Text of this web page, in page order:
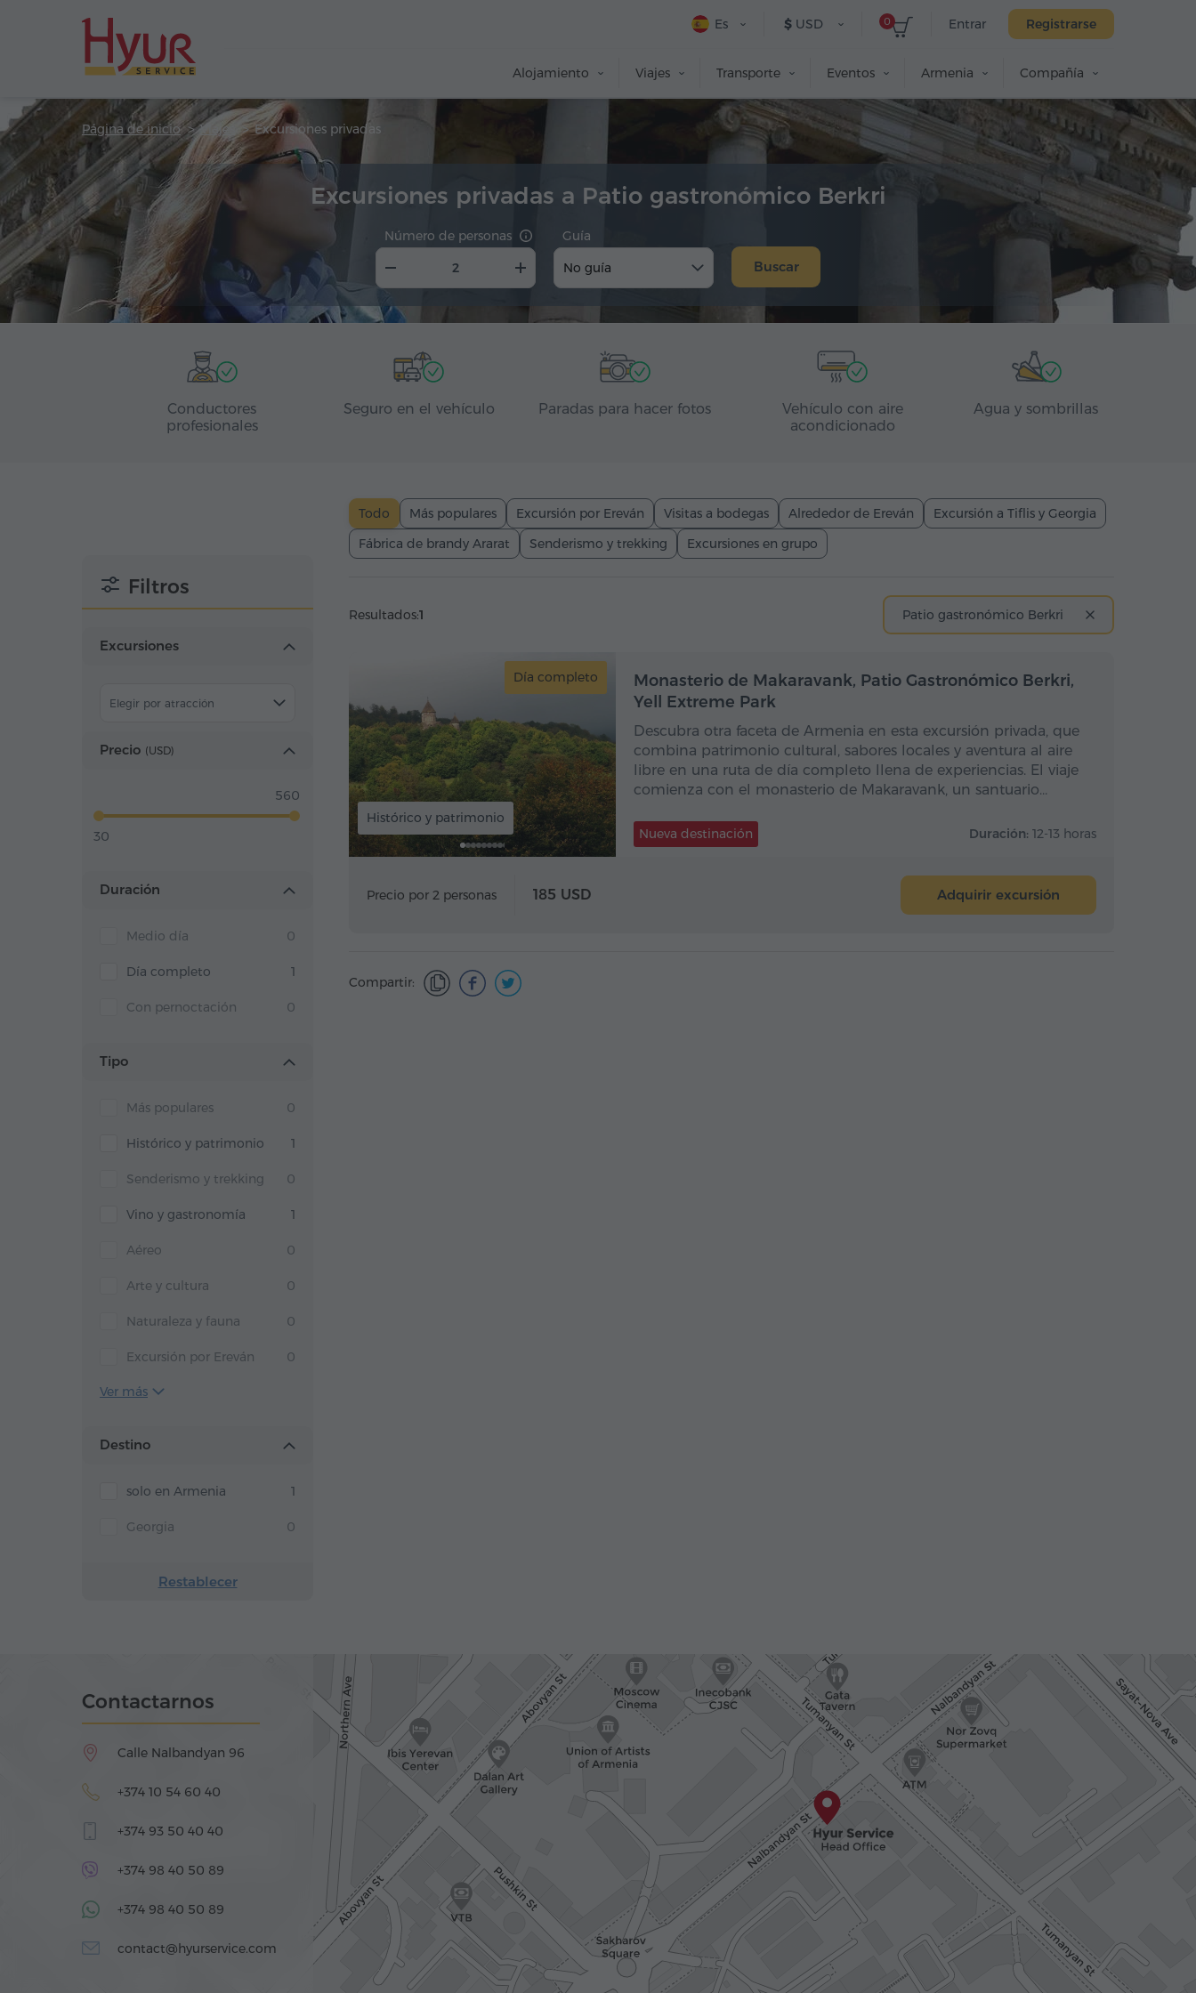
Entrar Registrarse
0
$ USD
Es
Alojamiento Viajes Transporte Eventos Armenia Compañía
Página de inicio Viajes Excursiones privadas
Excursiones privadas a Patio gastronómico Berkri
Número de personas
Guía
No guía
Buscar
Conductores
profesionales
Seguro en el vehículo Paradas para hacer fotos
Vehículo con aire
acondicionado
Agua y sombrillas
Filtros
Excursiones
Elegir por atracción
Precio (USD)
30
560
Duración
Medio día 0
Día completo 1
Con pernoctación 0
Tipo
Más populares 0
Histórico y patrimonio 1
Senderismo y trekking 0
Vino y gastronomía 1
Aéreo 0
Arte y cultura 0
Naturaleza y fauna 0
Excursión por Ereván 0
Ver más
Destino
solo en Armenia 1
Georgia 0
Restablecer
Todo Más populares Excursión por Ereván Visitas a bodegas Alrededor de Ereván
Excursión a Tiflis y Georgia
Fábrica de brandy Ararat
Senderismo y trekking Excursiones en grupo
Resultados:1 Patio gastronómico Berkri
Día completo Día completo Día completo
Histórico y patrimonio
Monasterio de Makaravank, Patio Gastronómico Berkri,
Yell Extreme Park
Descubra otra faceta de Armenia en esta excursión privada, que
combina patrimonio cultural, sabores locales y aventura al aire
libre en una ruta de día completo llena de experiencias. El viaje
comienza con el monasterio de Makaravank, un santuario…
Nueva destinación Duración: 12-13 horas
Precio por 2 personas 185 USD Adquirir excursión
Compartir:
Contactarnos
Calle Nalbandyan 96
+374 10 54 60 40
+374 93 50 40 40
+374 98 40 50 89
+374 98 40 50 89
contact@hyurservice.com